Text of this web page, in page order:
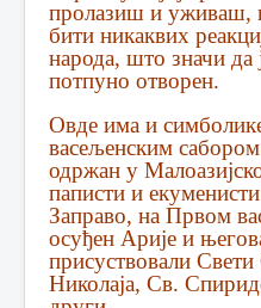
пролазиш и уживаш,
бити никаквих
народа, што значи да
потпуно отворен.
Овде има и
васељенским
одржан у
паписти и
Заправо, на Првом
осуђен Арије и
присуствовали
Николаја, Св.